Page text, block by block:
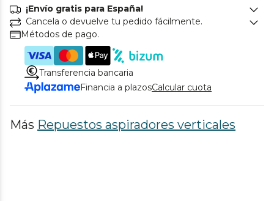
¡Envío gratis para España!
Cancela o devuelve tu pedido fácilmente.
Métodos de pago.
Transferencia bancaria
Financia a plazosCalcular cuota
Más Repuestos aspiradores verticales